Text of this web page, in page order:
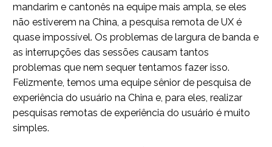
mandarim e cantonês na equipe mais ampla, se eles
não estiverem na China, a pesquisa remota de UX é
quase impossível. Os problemas de largura de banda e
as interrupções das sessões causam tantos
problemas que nem sequer tentamos fazer isso.
Felizmente, temos uma equipe sênior de pesquisa de
experiência do usuário na China e, para eles, realizar
pesquisas remotas de experiência do usuário é muito
simples.